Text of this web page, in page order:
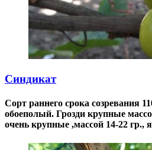
Синдикат
Сорт раннего срока созревания
обоеполый. Грозди крупные
очень крупные ,массой 14-22 гр.,